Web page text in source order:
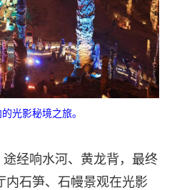
光影秘境之旅。
经响水河、黄龙背，最终
内石笋、石幔景观在光影